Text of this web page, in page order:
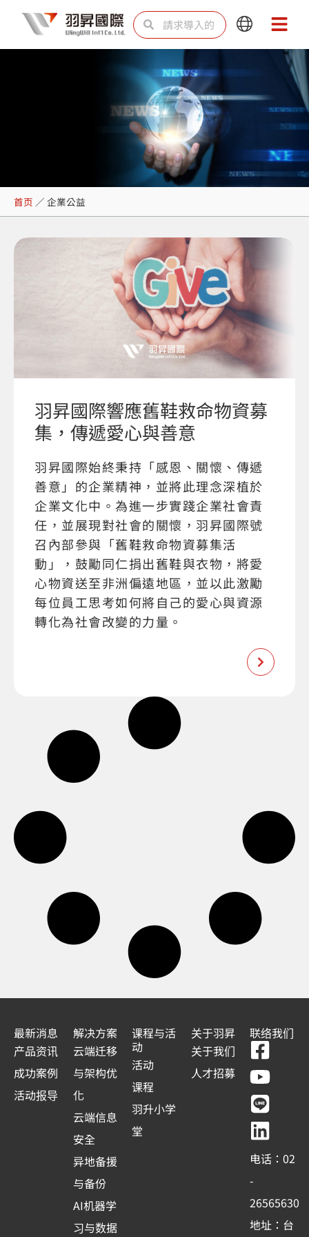
内
SearchSearch
Main
Menu
Main
Menu
企業公益
首页 ／ 企業公益
羽昇國際響應舊鞋救命物資募
集，傳遞愛心與善意
羽昇國際始終秉持「感恩、關懷、傳遞
善意」的企業精神，並將此理念深植於
企業文化中。為進一步實踐企業社會責
任，並展現對社會的關懷，羽昇國際號
召內部參與「舊鞋救命物資募集活
動」，鼓勵同仁捐出舊鞋與衣物，將愛
心物資送至非洲偏遠地區，並以此激勵
每位員工思考如何將自己的愛心與資源
轉化為社會改變的力量。
最新消息
产品资讯
成功案例
活动报导
解决方案
云端迁移
与架构优
化
云端信息
安全
异地备援
与备份
AI机器学
习与数据
课程与活
动
活动
课程
羽升小学
堂
关于羽昇
关于我们
人才招募
联络我们
F
a
c
e
b
o
o
k
-
Y
o
u
t
u
b
e
L
i
n
e
L
i
n
k
e
d
i
n
电话：02
-
26565630
地址：台